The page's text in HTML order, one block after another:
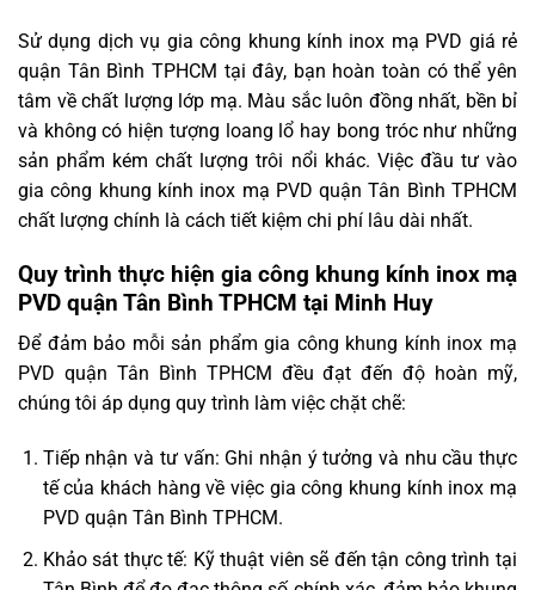
Sử dụng dịch vụ gia công khung kính inox mạ PVD giá rẻ
quận Tân Bình TPHCM tại đây, bạn hoàn toàn có thể yên
tâm về chất lượng lớp mạ. Màu sắc luôn đồng nhất, bền bỉ
và không có hiện tượng loang lổ hay bong tróc như những
sản phẩm kém chất lượng trôi nổi khác. Việc đầu tư vào
gia công khung kính inox mạ PVD quận Tân Bình TPHCM
chất lượng chính là cách tiết kiệm chi phí lâu dài nhất.
Quy trình thực hiện gia công khung kính inox mạ
PVD quận Tân Bình TPHCM tại Minh Huy
Để đảm bảo mỗi sản phẩm gia công khung kính inox mạ
PVD quận Tân Bình TPHCM đều đạt đến độ hoàn mỹ,
chúng tôi áp dụng quy trình làm việc chặt chẽ:
Tiếp nhận và tư vấn: Ghi nhận ý tưởng và nhu cầu thực
tế của khách hàng về việc gia công khung kính inox mạ
PVD quận Tân Bình TPHCM.
Khảo sát thực tế: Kỹ thuật viên sẽ đến tận công trình tại